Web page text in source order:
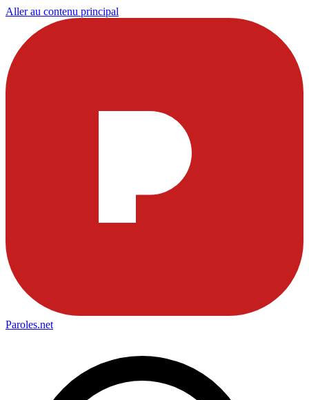
Aller au contenu principal
Paroles.net